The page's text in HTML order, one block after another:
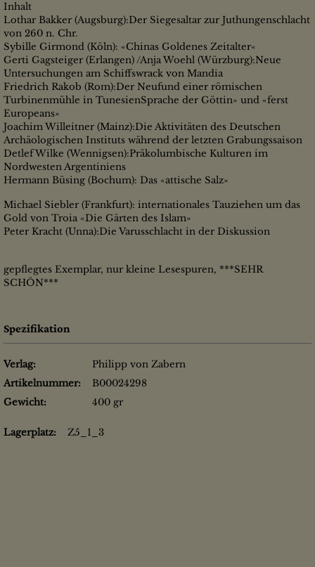
Inhalt
Lothar Bakker (Augsburg):Der Siegesaltar zur Juthungenschlacht
von 260 n. Chr.
Sybille Girmond (Köln): «Chinas Goldenes Zeitalter«
Gerti Gagsteiger (Erlangen) /Anja Woehl (Würzburg):Neue
Untersuchungen am Schiffswrack von Mandia
Friedrich Rakob (Rom):Der Neufund einer römischen
Turbinenmühle in TunesienSprache der Göttin» und «ferst
Europeans»
Joachim Willeitner (Mainz):Die Aktivitäten des Deutschen
Archäologischen Instituts während der letzten Grabungssaison
Detlef Wilke (Wennigsen):Präkolumbische Kulturen im
Nordwesten Argentiniens
Hermann Büsing (Bochum): Das «attische Salz»
Michael Siebler (Frankfurt): internationales Tauziehen um das
Gold von Troia «Die Gärten des Islam»
Peter Kracht (Unna):Die Varusschlacht in der Diskussion
gepflegtes Exemplar, nur kleine Lesespuren, ***SEHR
SCHÖN***
Spezifikation
Verlag:
Philipp von Zabern
Artikelnummer:
B00024298
Gewicht:
400 gr
Lagerplatz: Z5_1_3